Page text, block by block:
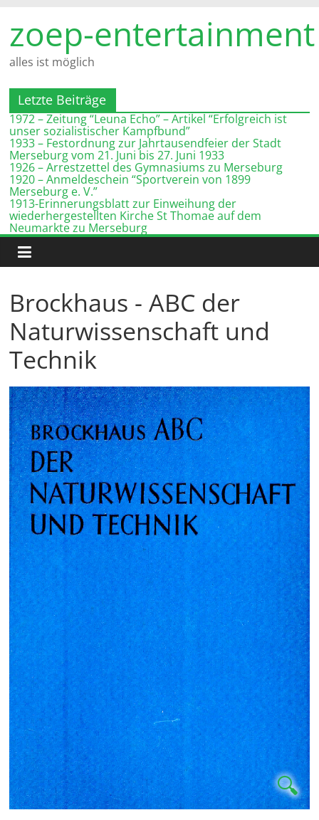
Inhalt
springen
zoep-entertainment
alles ist möglich
Letzte Beiträge
1972 – Zeitung “Leuna Echo” – Artikel “Erfolgreich ist
unser sozialistischer Kampfbund”
1933 – Festordnung zur Jahrtausendfeier der Stadt
Merseburg vom 21. Juni bis 27. Juni 1933
1926 – Arrestzettel des Gymnasiums zu Merseburg
1920 – Anmeldeschein “Sportverein von 1899
Merseburg e. V.”
1913-Erinnerungsblatt zur Einweihung der
wiederhergestellten Kirche St Thomae auf dem
Neumarkte zu Merseburg
Brockhaus - ABC der
Naturwissenschaft und
Technik
🔍